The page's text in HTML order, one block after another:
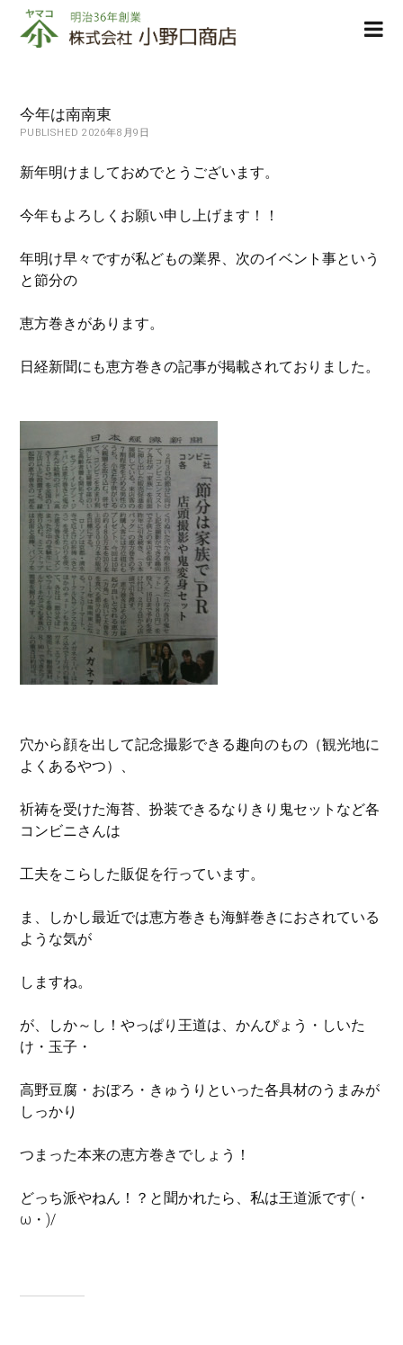
株
式
小
野
商
今年は南南東
PUBLISHED 2026年8月9日
新年明けましておめでとうございます。
今年もよろしくお願い申し上げます！！
年明け早々ですが私どもの業界、次のイベント事という
と節分の
恵方巻きがあります。
日経新聞にも恵方巻きの記事が掲載されておりました。
穴から顔を出して記念撮影できる趣向のもの（観光地に
よくあるやつ）、
祈祷を受けた海苔、扮装できるなりきり鬼セットなど各
コンビニさんは
工夫をこらした販促を行っています。
ま、しかし最近では恵方巻きも海鮮巻きにおされている
ような気が
しますね。
が、しか～し！やっぱり王道は、かんぴょう・しいた
け・玉子・
高野豆腐・ おぼろ・ きゅうりと いった各具材のうまみが
しっかり
つまった本来の恵方巻き でしょう！
どっち派やねん！？と聞かれたら、私は王道派です(・
ω・)/